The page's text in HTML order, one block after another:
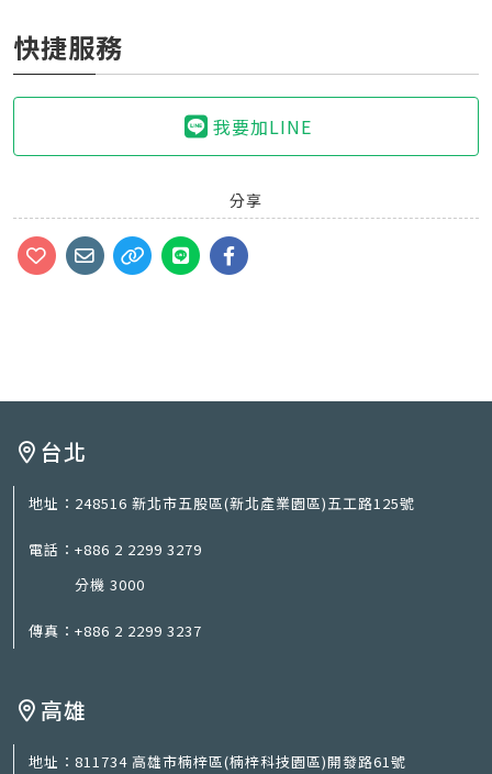
快捷服務
我要加LINE
分享
台北
地址： 248516 新北市五股區(新北產業園區)五工路125號
電話： +886 2 2299 3279
分機 3000
傳真： +886 2 2299 3237
高雄
地址： 811734 高雄市楠梓區(楠梓科技園區)開發路61號